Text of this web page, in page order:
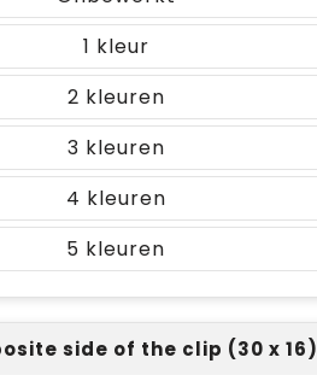
1
2
3
4
5
side of the clip (30 x 16)